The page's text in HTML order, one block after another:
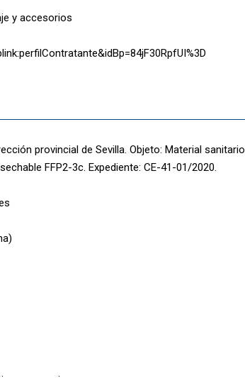
y accesorios
provincial de Sevilla. Objeto: Material sanitario
FFP2-3c. Expediente: CE-41-01/2020.